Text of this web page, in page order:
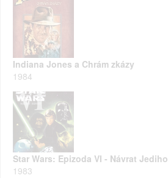
Indiana Jones a Chrám zkázy
1984
Star Wars: Epizoda VI - Návrat Jediho
1983